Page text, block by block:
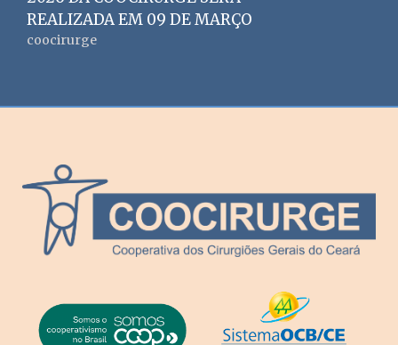
REALIZADA EM 09 DE MARÇO
coocirurge